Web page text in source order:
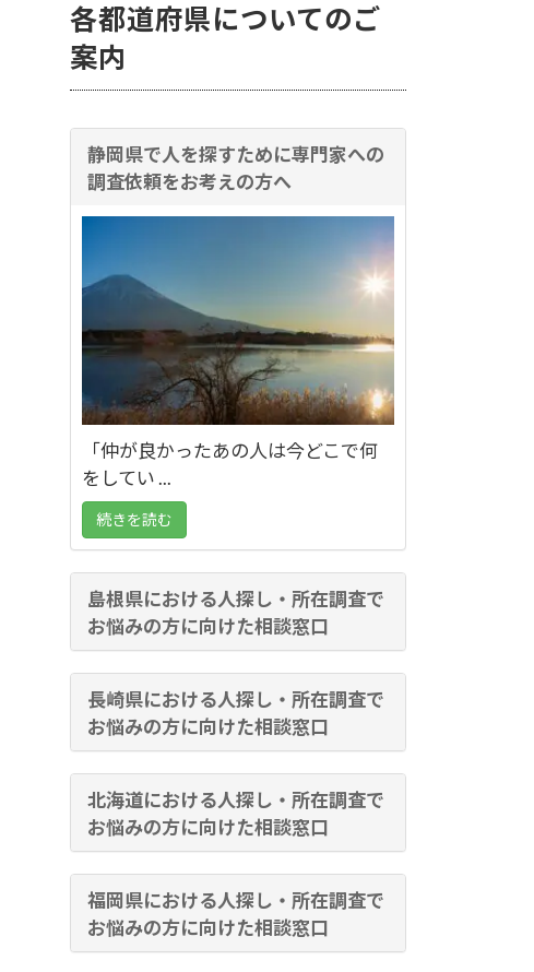
各都道府県についてのご
案内
静岡県で人を探すために専門家への
調査依頼をお考えの方へ
「仲が良かったあの人は今どこで何
をしてい ...
続きを読む
島根県における人探し・所在調査で
お悩みの方に向けた相談窓口
長崎県における人探し・所在調査で
お悩みの方に向けた相談窓口
北海道における人探し・所在調査で
お悩みの方に向けた相談窓口
福岡県における人探し・所在調査で
お悩みの方に向けた相談窓口